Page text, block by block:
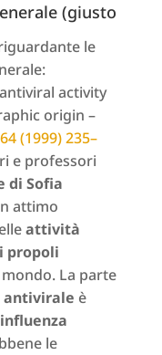
(giusto
le
activity
origin –
(1999) 235–
e professori
di Sofia
attimo
attività
propoli
La parte
è
influenza
le